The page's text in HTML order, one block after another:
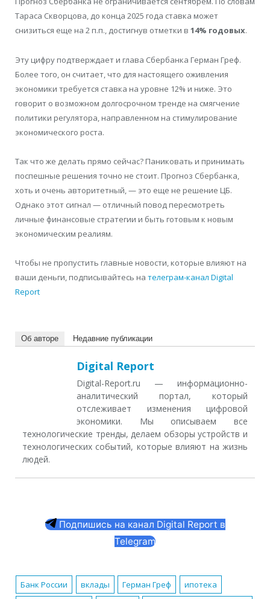
Тараса Скворцова, до конца 2025 года ставка может
снизиться еще на 2 п.п., достигнув отметки в 14% годовых.
Эту цифру подтверждает и глава Сбербанка Герман Греф.
Более того, он считает, что для настоящего оживления
экономики требуется ставка на уровне 12% и ниже. Это
говорит о возможном долгосрочном тренде на смягчение
политики регулятора, направленном на стимулирование
экономического роста.
Так что же делать прямо сейчас? Паниковать и принимать
поспешные решения точно не стоит. Прогноз Сбербанка,
хоть и очень авторитетный, — это еще не решение ЦБ.
Однако этот сигнал — отличный повод пересмотреть
личные финансовые стратегии и быть готовым к новым
экономическим реалиям.
Чтобы не пропустить главные новости, которые влияют на
ваши деньги, подписывайтесь на телеграм-канал Digital
Report
Об авторе Недавние публикации
Digital Report
Digital-Report.ru — информационно-
аналитический портал, который
отслеживает изменения цифровой
экономики. Мы описываем все
технологические тренды, делаем обзоры устройств и
технологических событий, которые влияют на жизнь
людей.
Подпишись на канал Digital Report в
Telegram
Банк России вклады Герман Греф
ипотека